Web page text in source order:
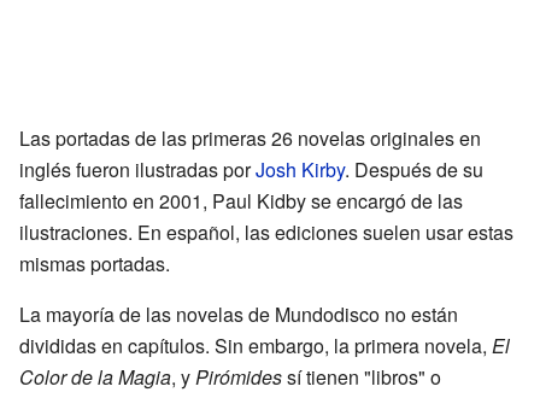
Las portadas de las primeras 26 novelas originales en
inglés fueron ilustradas porJosh Kirby. Después de su
fallecimiento en 2001, Paul Kidby se encargó de las
ilustraciones. En español, las ediciones suelen usar estas
mismas portadas.
La mayoría de las novelas de Mundodisco no están
divididas en capítulos. Sin embargo, la primera novela, El
Color de la Magia, yPirómidessí tienen "libros" o